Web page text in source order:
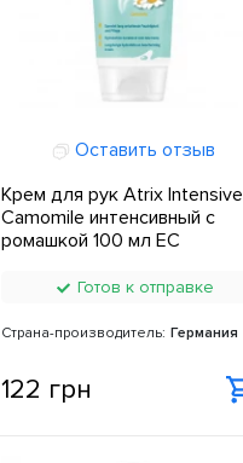
Оставить отзыв
Крем для рук Atrix Intensive
Camomile интенсивный с
ромашкой 100 мл ЕС
Готов к отправке
Страна-производитель: Германия
122 грн